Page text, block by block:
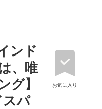
お気に入り
ンド
、唯
グ】
スパ